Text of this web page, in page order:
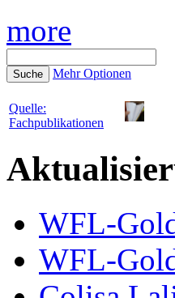
more
Mehr Optionen
Quelle:
Fachpublikationen
WFL-
WFL-